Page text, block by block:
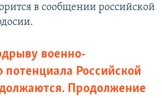
в сообщении российской
военно-
потенциала Российской
Продолжение